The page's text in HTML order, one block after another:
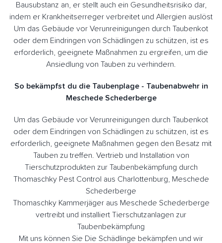
Bausubstanz an, er stellt auch ein Gesundheitsrisiko dar,
indem er Krankheitserreger verbreitet und Allergien auslöst
Um das Gebäude vor Verunreinigungen durch Taubenkot
oder dem Eindringen von Schädlingen zu schützen, ist es
erforderlich, geeignete Maßnahmen zu ergreifen, um die
Ansiedlung von Tauben zu verhindern.
So bekämpfst du die Taubenplage - Taubenabwehr in
Meschede Schederberge
Um das Gebäude vor Verunreinigungen durch Taubenkot
oder dem Eindringen von Schädlingen zu schützen, ist es
erforderlich, geeignete Maßnahmen gegen den Besatz mit
Tauben zu treffen. Vertrieb und Installation von
Tierschutzprodukten zur Taubenbekämpfung durch
Thomaschky Pest Control aus Charlottenburg, Meschede
Schederberge
Thomaschky Kammerjäger aus Meschede Schederberge
vertreibt und installiert Tierschutzanlagen zur
Taubenbekämpfung
Mit uns können Sie Die Schädlinge bekämpfen und wir